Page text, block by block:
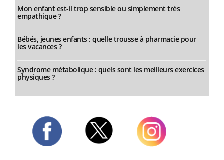
Mon enfant est-il trop sensible ou simplement très
empathique ?
Bébés, jeunes enfants : quelle trousse à pharmacie pour
les vacances ?
Syndrome métabolique : quels sont les meilleurs exercices
physiques ?